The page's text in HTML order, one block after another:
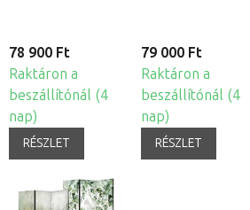
78 900 Ft
Raktáron a
beszállítónál (4
nap)
RÉSZLET
79 000 Ft
Raktáron a
beszállítónál (4
nap)
RÉSZLET